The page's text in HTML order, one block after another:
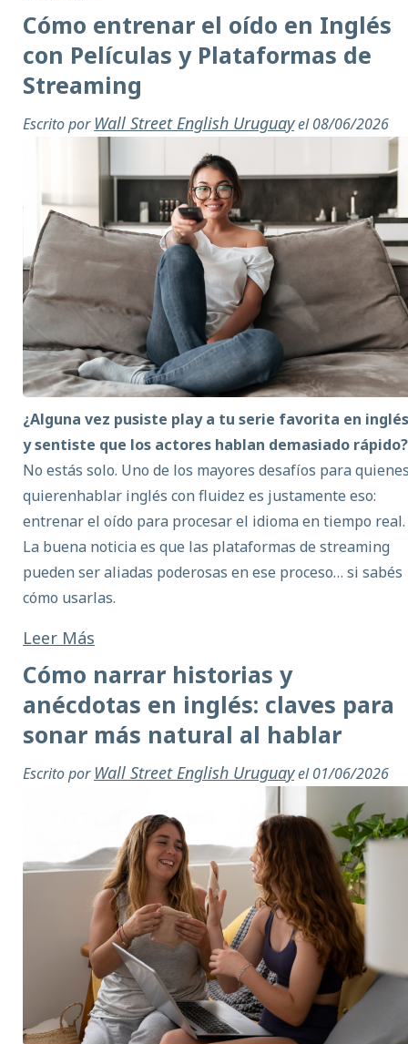
Cómo entrenar el oído en Inglés
con Películas y Plataformas de
Streaming
Escrito por Wall Street English Uruguayel 08/06/2026
¿Alguna vez pusiste play a tu serie favorita en inglés
y sentiste que los actores hablan demasiado rápido?
No estás solo. Uno de los mayores desafíos para
quierenhablar inglés con fluidez es justamente eso:
entrenar el oído para procesar el idioma en tiempo real.
La buena noticia es que las plataformas de streaming
pueden ser aliadas poderosas en ese proceso… si sabés
cómo usarlas.
Leer Más
Cómo narrar historias y
anécdotas en inglés: claves para
sonar más natural al hablar
Escrito por Wall Street English Uruguayel 01/06/2026